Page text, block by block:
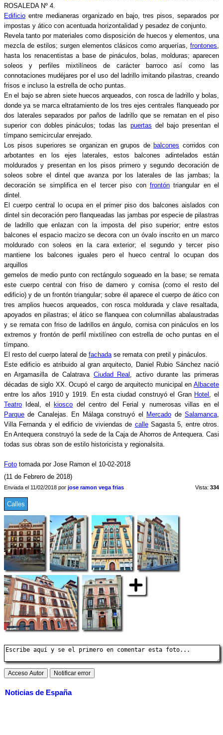
ROSALEDA Nº 4.
Edificio entre medianeras organizado en bajo, tres pisos, separados por
impostas y ático con acentuada horizontalidad y pesadez de conjunto.
Revela tanto por materiales como disposición de huecos y elementos, una
mezcla de estilos; surgen elementos clásicos como arquerías, frontones
hasta los renacentistas a base de pináculos, bolas, molduras; aparecen
soleos y perfiles mixtilíneos de carácter barroco así como las
connotaciones mudéjares por el uso del ladrillo imitando pilastras, creando
frisos e incluso la estrella de ocho puntas.
En el bajo se abren siete huecos arqueados, con rosca de ladrillo y bolas,
donde ya se marca eltratamiento de los tres ejes centrales flanqueado por
dos laterales separados por paños de ladrillo que se rematan en el piso
superior con dobles pináculos; todas las puertas del bajo presentan el
tímpano semicircular enrejado.
Los pisos superiores se organizan en grupos debalcones corridos con
arbotantes en los ejes laterales, estos balcones adintelados están
moldurados y presentan en los pisos primero y segundo decoración de
soleos sobre el dintel que avanza por los laterales de las jambas; la
decoración se simplifica en el tercer piso con frontóntriangular en el
dintel.
El cuerpo central lo ocupa en el primer piso dos balcones aislados con
dintel sin decoración pero flanqueadas las jambas por especie de pilastras
de ladrillo que enlazan con la imposta del piso superior; entre estos
balcones el espacio macizo se decora con un óvalo inscrito en un marco
moldurado con soleos en la cara exterior; el segundo y tercer piso
mantiene los balcones iguales pero el hueco central lo ocupan dos
arquillos
gemelos de medio punto con rectángulo sogueado en la base; se remata
este cuerpo central con friso de damero y cornisa (como el resto del
edificio) y de un frontón triangular; sobre él aparece el cuerpo de ático con
tres amplios huecos arqueados, con rosca moldurada y clave resaltada,
apoyados en pilastras; el ático se flanquea con columnillas abalaustradas
y se remata con friso de ladrillos en ángulo, cornisa con pináculos en los
extremos y frontón de perfil mixtilíneo con estrella de ocho puntas en el
tímpano.
El resto del cuerpo lateral de fachada se remata con pretil y pináculos.
Este edificio es atribuido al gran arquitecto, Daniel Rubio Sánchez nació
en Argamasilla de Calatrava Ciudad Real , activo durante las primeras
décadas de siglo XX. Ocupó el cargo de arquitecto municipal en Albacete
entre los años 1910 y 1919. En esta ciudad construyó el Gran Hotel , el
Teatro Ideal, elkiosco del centro del Ferial y numerosas villas en el
Parque de Canalejas. En Málaga construyó el Mercado deSalamanca
Villa Fernanda y el edificio de viviendas de calleSagasta 5, entre otros.
En Antequera construyó la sede de la Caja de Ahorros de Antequera. Casi
todas sus obras son de estilo historicista y regionalsita.
Foto tomada por Jose Ramon el 10-02-2018
(11 de Febrero de 2018)
Enviada el 11/02/2018 por jose ramon vega frias Vista: 334
Calles
Noticias de España